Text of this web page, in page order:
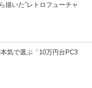
描いた”レトロフューチャ
気で選ぶ「10万円台PC3